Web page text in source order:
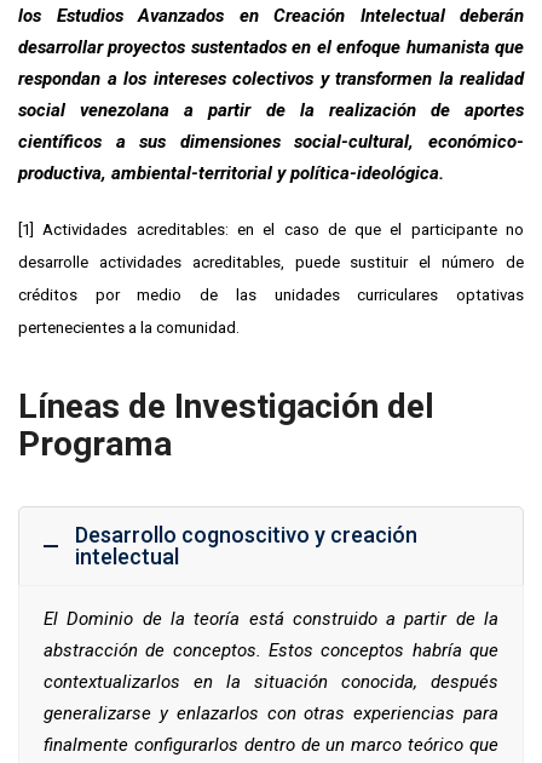
los Estudios Avanzados en Creación Intelectual deberán
desarrollar proyectos sustentados en el enfoque humanista que
respondan a los intereses colectivos y transformen la realidad
social venezolana a partir de la realización de aportes
científicos a sus dimensiones social-cultural, económico-
productiva, ambiental-territorial y política-ideológica.
[1]
Actividades acreditables: en el caso de que el participante no
desarrolle actividades acreditables, puede sustituir el número de
créditos por medio de las unidades curriculares optativas
pertenecientes a la comunidad.
Líneas de Investigación del
Programa
Desarrollo cognoscitivo y creación
intelectual
El Dominio de la teoría está construido a partir de la
abstracción de conceptos. Estos conceptos habría que
contextualizarlos en la situación conocida, después
generalizarse y enlazarlos con otras experiencias para
finalmente configurarlos dentro de un marco teórico que